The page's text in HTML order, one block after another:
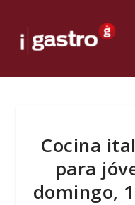
Cocina
para
domingo,